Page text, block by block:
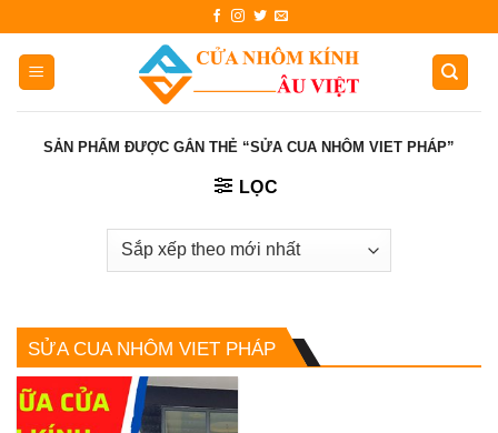
content
SẢN PHẨM ĐƯỢC GẮN THẺ “SỬA CUA NHÔM VIET PHÁP”
LỌC
SỬA CUA NHÔM VIET PHÁP